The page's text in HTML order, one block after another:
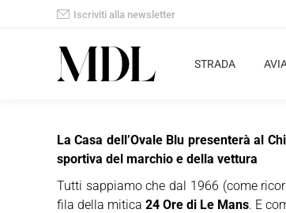
Iscriviti alla newsletter
STRADA
La Casa dell’Ovale Blu presenterà al
sportiva del marchio e della vettura
Tutti sappiamo che dal 1966 (come
fila della mitica 24 Ore di Le Mans. E